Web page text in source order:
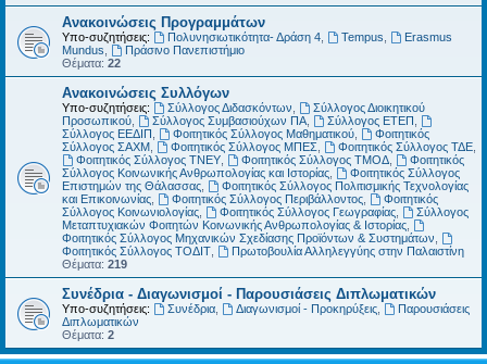
Ανακοινώσεις Προγραμμάτων
Υπο-συζητήσεις: Πολυνησιωτικότητα- Δράση 4, Tempus
Erasmus
Mundus
Πράσινο Πανεπιστήμιο
Θέματα: 22
Ανακοινώσεις Συλλόγων
Υπο-συζητήσεις: Σύλλογος Διδασκόντων
Σύλλογος Διοικητικού
Προσωπικού
Σύλλογος Συμβασιούχων ΠΑ, Σύλλογος ΕΤΕΠ
Σύλλογος ΕΕΔΙΠ
Φοιτητικός Σύλλογος Μαθηματικού,
Φοιτητικός
Σύλλογος ΣΑΧΜ
Φοιτητικός Σύλλογος ΜΠΕΣ Φοιτητικός Σύλλογος ΤΔΕ,
Φοιτητικός Σύλλογος ΤΝΕΥ, Φοιτητικός Σύλλογος ΤΜΟΔ,
Φοιτητικός
Σύλλογος Κοινωνικής Ανθρωπολογίας και Ιστορίας
Φοιτητικός Σύλλογος
Επιστημών της Θάλασσας
Φοιτητικός Σύλλογος Πολιτισμικής Τεχνολογίας
και Επικοινωνίας
Φοιτητικός Σύλλογος Περιβάλλοντος,
Φοιτητικός
Σύλλογος Κοινωνιολογίας
Φοιτητικός Σύλλογος Γεωγραφίας,
Σύλλογος
Μεταπτυχιακών Φοιτητών Κοινωνικής Ανθρωπολογίας & Ιστορίας
Φοιτητικός Σύλλογος Μηχανικών Σχεδίασης Προϊόντων & Συστημάτων
Φοιτητικός Σύλλογος ΤΟΔΙΤ
Πρωτοβουλία Αλληλεγγύης στην Παλαιστίνη
Θέματα: 219
Συνέδρια - Διαγωνισμοί - Παρουσιάσεις Διπλωματικών
Υπο-συζητήσεις: Συνέδρια, Διαγωνισμοί - Προκηρύξεις,
Παρουσιάσεις
Διπλωματικών
Θέματα: 2